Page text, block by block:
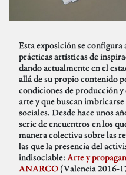
Esta exposición se configura
prácticas artísticas de
dando actualmente en el
allá de su propio contenido
condiciones de producción
arte y que buscan
sociales. Desde hace unos
serie de encuentros en los
manera colectiva sobre las
las que la presencia del
indisociable:Arte y
ANARCO (Valencia 2016-